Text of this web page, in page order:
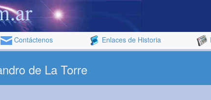
Contáctenos Enlaces de Historia
de La Torre